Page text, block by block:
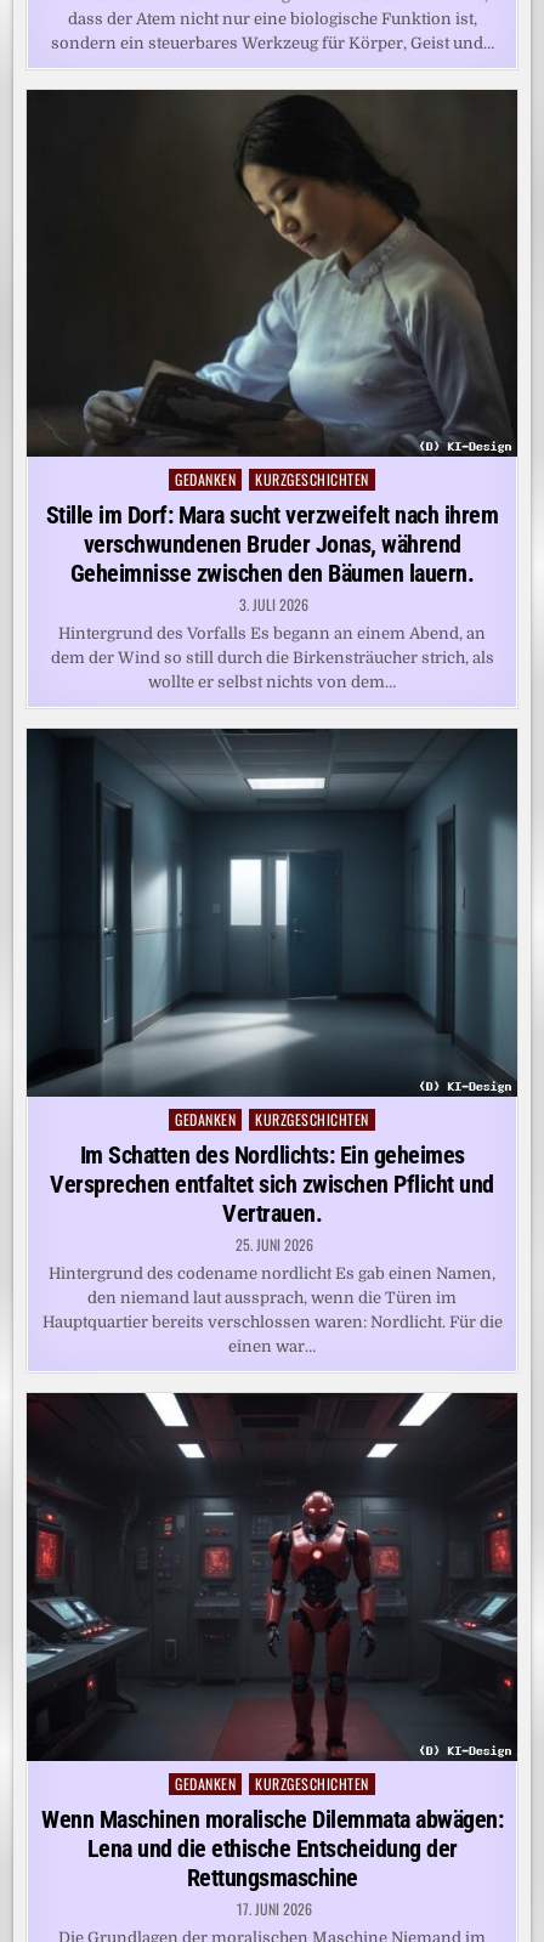
dass der Atem nicht nur eine biologische Funktion ist,
sondern ein steuerbares Werkzeug für Körper, Geist und…
Posted
in
GEDANKEN KURZGESCHICHTEN
Stille im Dorf: Mara sucht verzweifelt nach ihrem
verschwundenen Bruder Jonas, während
Geheimnisse zwischen den Bäumen lauern.
3. JULI 2026
Hintergrund des Vorfalls Es begann an einem Abend, an
dem der Wind so still durch die Birkensträucher strich, als
wollte er selbst nichts von dem…
Posted
GEDANKEN KURZGESCHICHTEN
Im Schatten des Nordlichts: Ein geheimes
Versprechen entfaltet sich zwischen Pflicht und
Vertrauen.
25. JUNI 2026
Hintergrund des codename nordlicht Es gab einen Namen,
den niemand laut aussprach, wenn die Türen im
Hauptquartier bereits verschlossen waren: Nordlicht. Für die
einen war…
Posted
GEDANKEN KURZGESCHICHTEN
Wenn Maschinen moralische Dilemmata abwägen:
Lena und die ethische Entscheidung der
Rettungsmaschine
17. JUNI 2026
Die Grundlagen der moralischen Maschine Niemand im